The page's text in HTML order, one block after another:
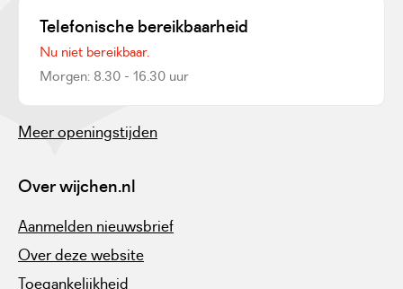
Telefonische bereikbaarheid
Nu niet bereikbaar.
Morgen: 8.30 - 16.30 uur
Meer openingstijden
Over wijchen.nl
Aanmelden nieuwsbrief
Over deze website
Toegankelijkheid